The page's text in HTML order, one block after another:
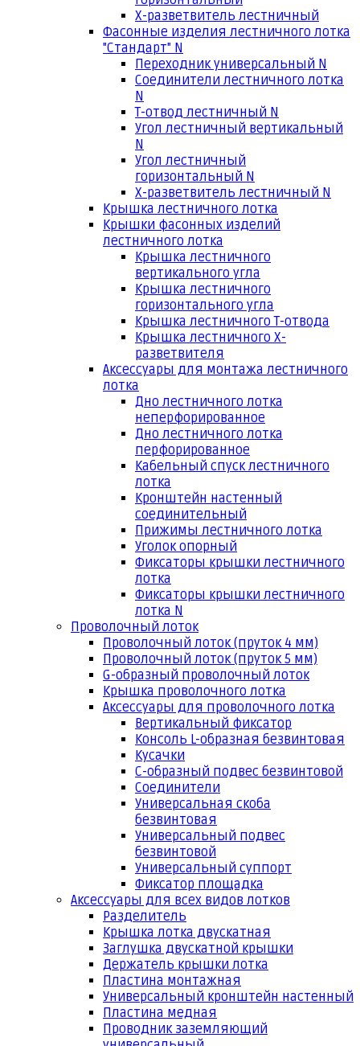
Х-разветвитель лестничный
Фасонные изделия лестничного лотка
"Стандарт" N
Переходник универсальный N
Соединители лестничного лотка
N
Т-отвод лестничный N
Угол лестничный вертикальный
N
Угол лестничный
горизонтальный N
Х-разветвитель лестничный N
Крышка лестничного лотка
Крышки фасонных изделий
лестничного лотка
Крышка лестничного
вертикального угла
Крышка лестничного
горизонтального угла
Крышка лестничного Т-отвода
Крышка лестничного Х-
разветвителя
Аксессуары для монтажа лестничного
лотка
Дно лестничного лотка
неперфорированное
Дно лестничного лотка
перфорированное
Кабельный спуск лестничного
лотка
Кронштейн настенный
соединительный
Прижимы лестничного лотка
Уголок опорный
Фиксаторы крышки лестничного
лотка
Фиксаторы крышки лестничного
лотка N
Проволочный лоток
Проволочный лоток (пруток 4 мм)
Проволочный лоток (пруток 5 мм)
G-образный проволочный лоток
Крышка проволочного лотка
Аксессуары для проволочного лотка
Вертикальный фиксатор
Консоль L-образная безвинтовая
Кусачки
С-образный подвес безвинтовой
Соединители
Универсальная скоба
безвинтовая
Универсальный подвес
безвинтовой
Универсальный суппорт
Фиксатор площадка
Аксессуары для всех видов лотков
Разделитель
Крышка лотка двускатная
Заглушка двускатной крышки
Держатель крышки лотка
Пластина монтажная
Универсальный кронштейн настенный
Пластина медная
Проводник заземляющий